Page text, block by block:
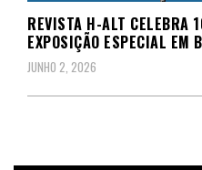
REVISTA H-ALT CELEBRA
EXPOSIÇÃO ESPECIAL EM
JUNHO 2, 2026